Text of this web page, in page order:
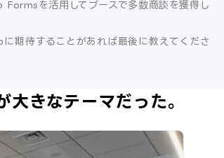
を活用してブースで多数商談を獲得し
期待することがあれば最後に教えてくださ
きなテーマだった。